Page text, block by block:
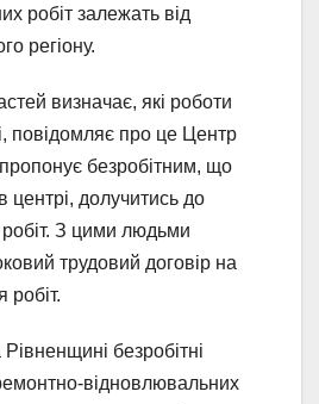
робіт залежать від
регіону.
визначає, які роботи
повідомляє про це Центр
безробітним, що
центрі, долучитись до
З цими людьми
трудовий договір на
робіт.
безробітні
відновлювальних